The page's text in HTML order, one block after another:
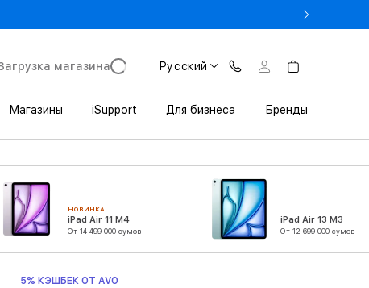
In до 1 800 000 сум
магазина Русский
Магазины iSupport Для бизнеса Бренды
НОВИНКА
iPad Air 11 M4
От 14 499 000 сумов
iPad Air 13 M3
От 12 699 000 сумов
5% КЭШБЕК ОТ AVO